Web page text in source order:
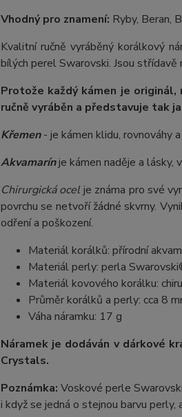
Vhodný pro znamení: Ryby, Beran,
Kvalitní ručně vyráběný korálkový
bílých perel Swarovski. Jsou střídavě
Protože každý kámen je originál,
ručně vyráběn a představuje tak
Křemen- je kámen klidu, rovnováhy
Akvamarínje kámen naděje a lásky,
Chirurgická ocel je známa pro své
povrchu se netvoří žádné skvrny.
odření a poškození.
Materiál korálků: přírodní
Materiál perly: perla
Materiál kovového korálku:
Průměr korálků a perly: cca 8
Váha náramku: 17 g
Náramek je dodáván v dárkové
Crystals.
Poznámka: Voskové perle
i když se jedná o stejnou barvu